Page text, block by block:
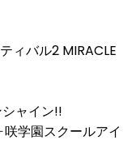
ィバル2 MIRACLE
ャイン!!
学園スクールアイ